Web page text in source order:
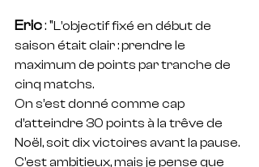
Eric : "L’objectif fixé en début de
saison était clair : prendre le
maximum de points par tranche de
cinq matchs.
On s’est donné comme cap
d’atteindre 30 points à la trêve de
Noël, soit dix victoires avant la pause.
C’est ambitieux, mais je pense que